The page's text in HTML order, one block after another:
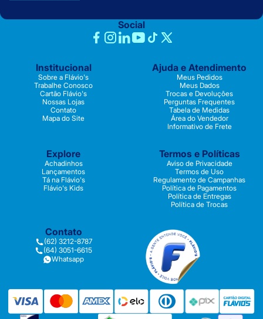
Social
Institucional
Sobre a Flávio's
Trabalhe Conosco
Cartão Flávio's
Nossas Lojas
Contato
Mapa do Site
Ajuda e Atendimento
Meus Pedidos
Meus Dados
Trocas e Devoluções
Perguntas Frequentes
Tabela de Medidas
Área do Vendedor
Informativo de Frete
Explore
Achadinhos
Lançamentos
Tá na Flávio's
Flávio's Kids
Termos e Políticas
Aviso de Privacidade
Termos de Uso
Regulamento de Campanhas
Política de Pagamentos
Política de Entregas
Política de Trocas
Contato
(62) 3212-8787
(64) 3051-6615
Whatsapp